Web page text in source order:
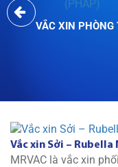
VẮC XIN PHÒNG
Vắc xin Sởi – Rubella
MRVAC là vắc xin